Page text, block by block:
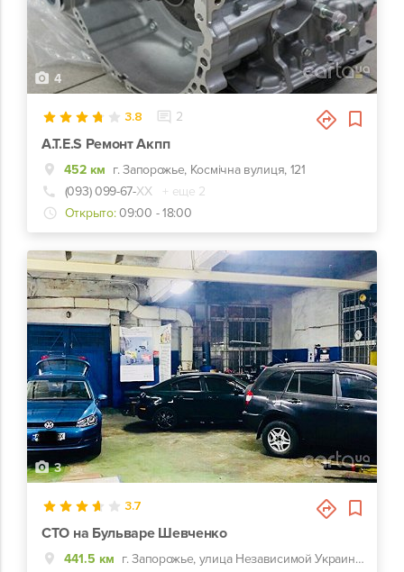
4
3.8 2
A.T.E.S Ремонт Акпп
452 км г. Запорожье, Космічна вулиця, 121
(093) 099-67-ХХ
+ еще 2
Открыто: 09:00 - 18:00
3
3.7
СТО на Бульваре Шевченко
441.5 км
г. Запорожье, улица Независимой Украины, 56А